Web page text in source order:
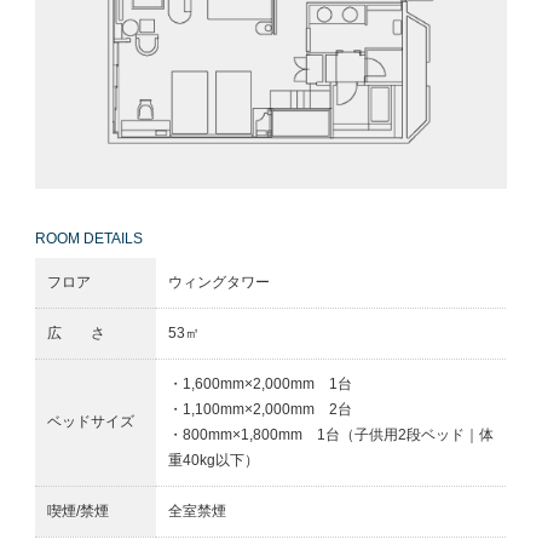
ROOM DETAILS
フロア ウィングタワー
広 さ 53㎡
ベッドサイズ
・1,600mm×2,000mm 1台
・1,100mm×2,000mm 2台
・800mm×1,800mm 1台（子供用2段ベッド｜体
重40kg以下）
喫煙/禁煙 全室禁煙